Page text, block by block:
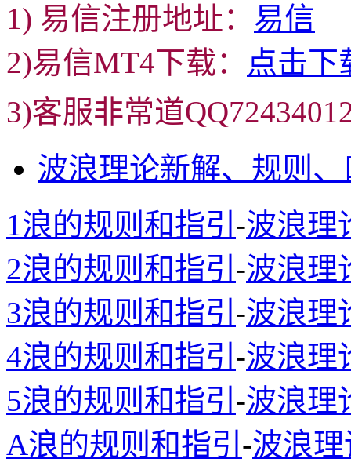
1) 易信注册地址： 易信
2)易信MT4下载： 点击下
3)客服非常道
波浪理论新解、规则
1浪的规则和指引 -波浪理
2浪的规则和指引 -波浪理
3浪的规则和指引 -波浪理
4浪的规则和指引 -波浪理
5浪的规则和指引 -波浪理
A浪的规则和指引 -波浪